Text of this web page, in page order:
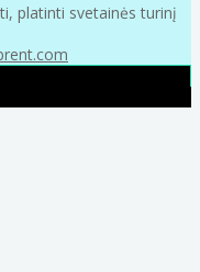
platinti svetainės turinį